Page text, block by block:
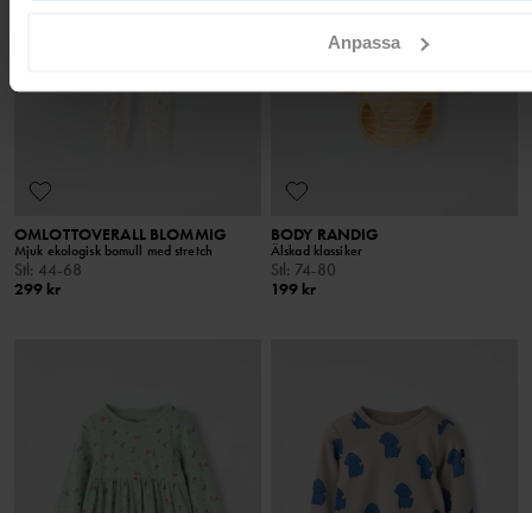
Anpassa
OMLOTTOVERALL BLOMMIG
Mjuk ekologisk bomull med stretch
Stl: 44-68
299 kr
BODY RANDIG
Älskad klassiker
Stl: 74-80
199 kr